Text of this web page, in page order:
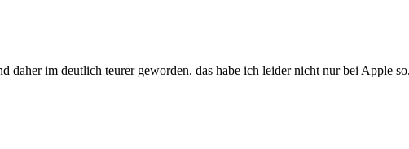
daher im deutlich teurer geworden. das habe ich leider nicht nur bei Apple